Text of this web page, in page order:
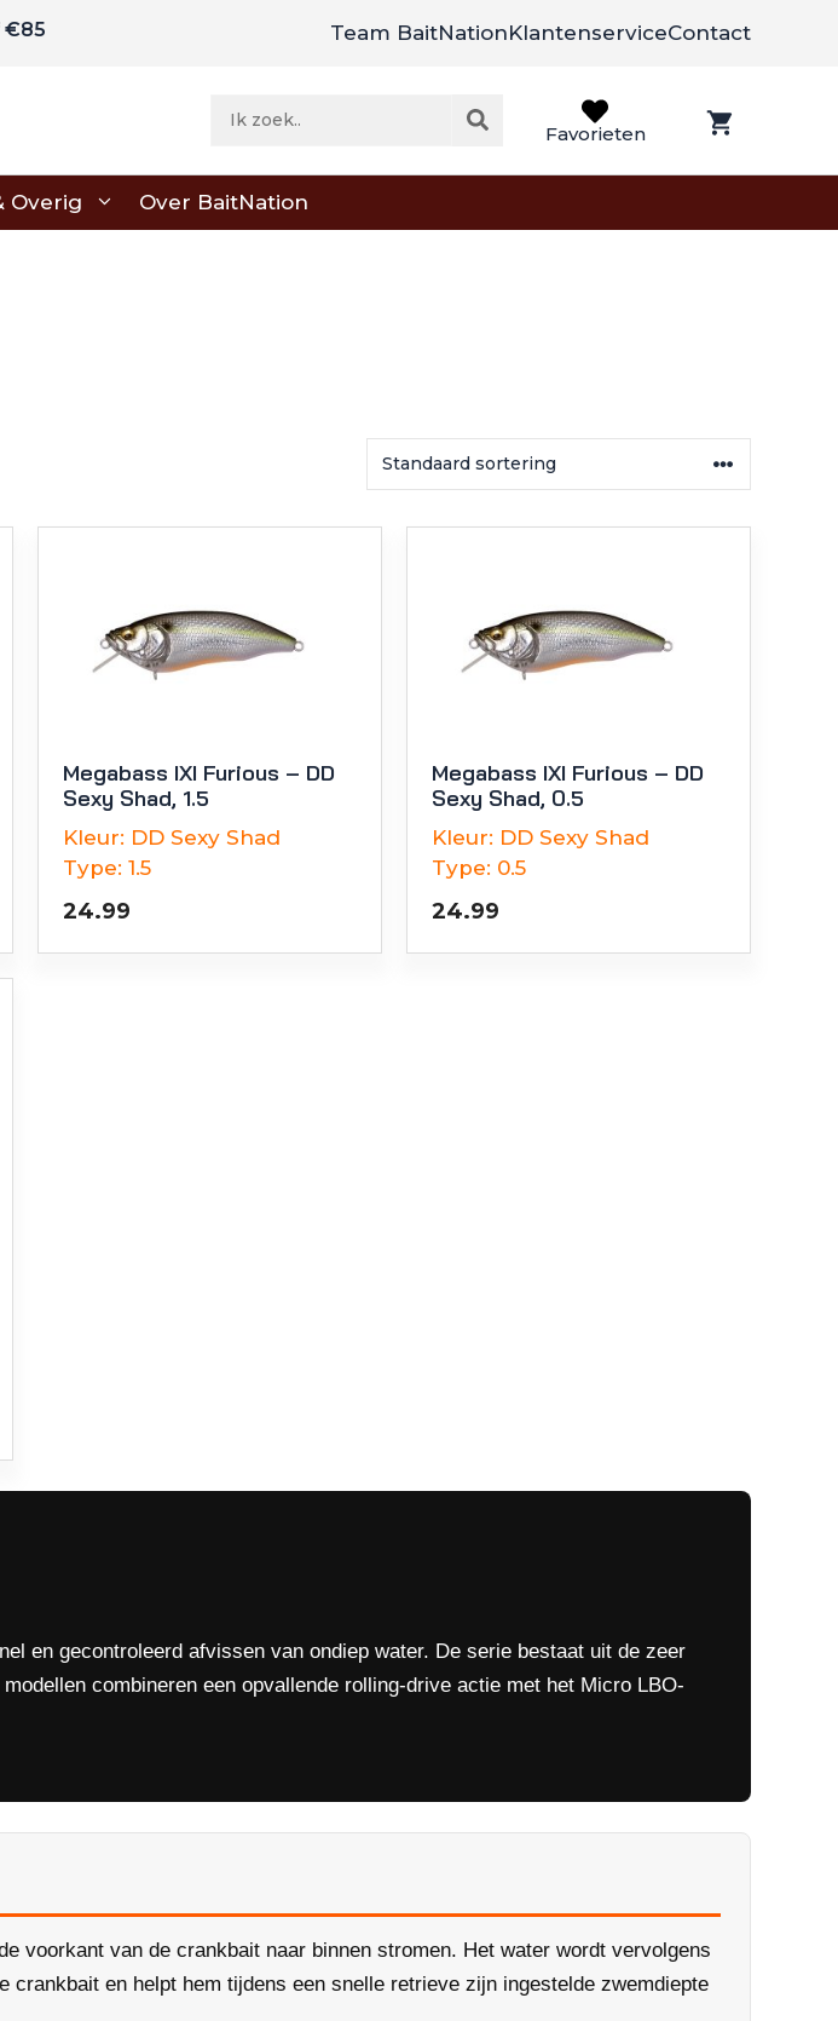
€85 Team BaitNationKlantenserviceContact
Favorieten
Overig Over BaitNation
Megabass IXI Furious – DD
Sexy Shad, 1.5
Kleur: DD Sexy Shad
Type: 1.5
24.99
Megabass IXI Furious – DD
Sexy Shad, 0.5
Kleur: DD Sexy Shad
Type: 0.5
24.99
en gecontroleerd afvissen van ondiep water. De serie bestaat uit de zeer
combineren een opvallende rolling-drive actie met het Micro LBO-
voorkant van de crankbait naar binnen stromen. Het water wordt vervolgens
en helpt hem tijdens een snelle retrieve zijn ingestelde zwemdiepte